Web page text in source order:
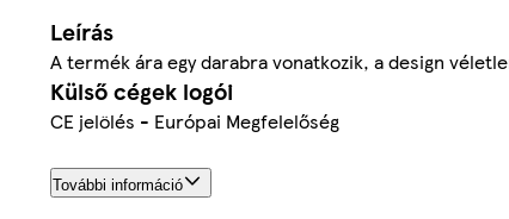
Leírás
A termék ára egy darabra vonatkozik, a design
Külső cégek logói
CE jelölés - Európai Megfelelőség
További információ